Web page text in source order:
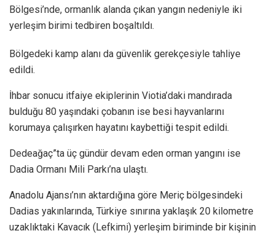
Bölgesi’nde, ormanlık alanda çıkan yangın nedeniyle iki
yerleşim birimi tedbiren boşaltıldı.
Bölgedeki kamp alanı da güvenlik gerekçesiyle tahliye
edildi.
İhbar sonucu itfaiye ekiplerinin Viotia’daki mandırada
bulduğu 80 yaşındaki çobanın ise besi hayvanlarını
korumaya çalışırken hayatını kaybettiği tespit edildi.
Dedeağaç”ta üç gündür devam eden orman yangını ise
Dadia Ormanı Mili Parkı’na ulaştı.
Anadolu Ajansı’nın aktardığına göre Meriç bölgesindeki
Dadias yakınlarında, Türkiye sınırına yaklaşık 20 kilometre
uzaklıktaki Kavacık (Lefkimi) yerleşim biriminde bir kişinin